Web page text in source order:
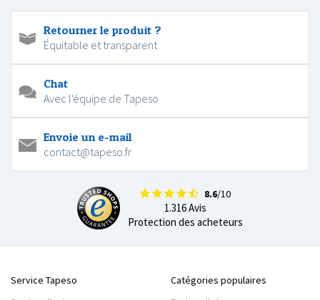
Retourner le produit ?
Équitable et transparent
Chat
Avec l'équipe de Tapeso
Envoie un e-mail
contact@tapeso.fr
8.6/10
1.316 Avis
Protection des acheteurs
Service Tapeso
Catégories populaires